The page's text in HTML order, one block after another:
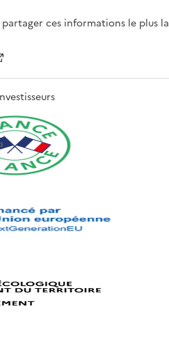
ces informations le plus